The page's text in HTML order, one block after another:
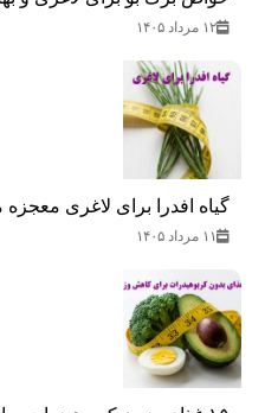
۱۲ مرداد ۱۴۰۵
گیاه افدرا برای لاغری معجزه
۱۱ مرداد ۱۴۰۵